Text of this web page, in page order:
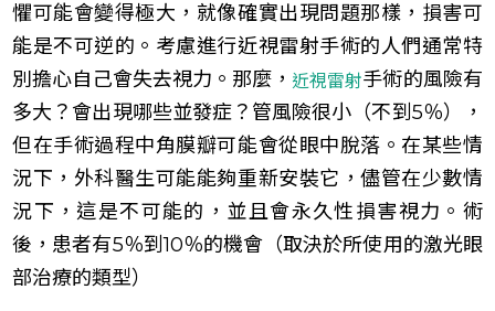
懼可能會變得極大，就像確實出現問題那樣，損害可
能是不可逆的。考慮進行近視雷射手術的人們通常特
別擔心自己會失去視力。那麼， 近視雷射手術的風險有
多大？會出現哪些並發症？管風險很小（不到5％），
但在手術過程中角膜瓣可能會從眼中脫落。在某些情
況下，外科醫生可能能夠重新安裝它，儘管在少數情
況下，這是不可能的，並且會永久性損害視力。術
後，患者有5％到10％的機會（取決於所使用的激光眼
部治療的類型）